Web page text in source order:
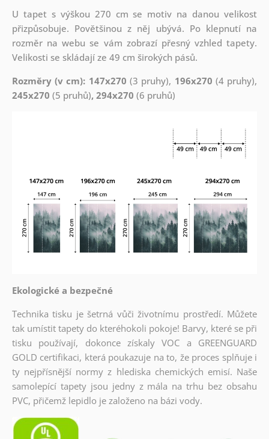
U tapet s výškou 270 cm se motiv na danou velikost
přizpůsobuje. Povětšinou z něj ubývá. Po klepnutí na
rozměr na webu se vám zobrazí přesný vzhled tapety.
Velikosti se skládají ze 49 cm širokých pásů.
Rozměry (v cm): 147x270 (3 pruhy), 196x270 (4 pruhy),
245x270 (5 pruhů), 294x270 (6 pruhů)
Ekologické a bezpečné
Technika tisku je šetrná vůči životnímu prostředí. Můžete
tak umístit tapety do kteréhokoli pokoje! Barvy, které se při
tisku používají, dokonce získaly VOC a GREENGUARD
GOLD certifikaci, která poukazuje na to, že proces splňuje i
ty nejpřísnější normy z hlediska chemických emisí. Naše
samolepící tapety jsou jedny z mála na trhu bez obsahu
PVC, přičemž lepidlo je založeno na bázi vody.